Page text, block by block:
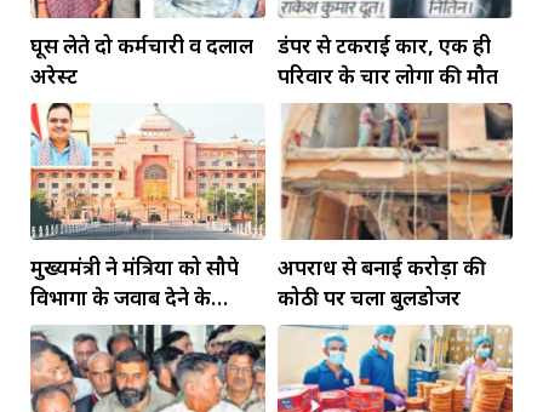
घूस लेते दो कर्मचारी व दलाल
अरेस्ट
डंपर से टकराई कार, एक ही
परिवार के चार लोगों की मौत
मुख्यमंत्री ने मंत्रियों को सौपे
विभागों के जवाब देने के
दायित्व
अपराध से बनाई करोड़ों की
कोठी पर चला बुलडोजर